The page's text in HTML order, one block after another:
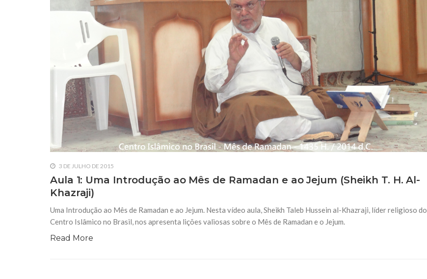
3 DE JULHO DE 2015
Aula 1: Uma Introdução ao Mês de Ramadan e ao Jejum (Sheikh T. H. Al-
Khazraji)
Uma Introdução ao Mês de Ramadan e ao Jejum. Nesta vídeo aula, Sheikh Taleb Hussein al-Khazraji, líder religioso do
Centro Islâmico no Brasil, nos apresenta lições valiosas sobre o Mês de Ramadan e o Jejum.
Read More